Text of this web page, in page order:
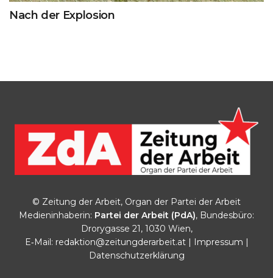
Nach der Explosion
© Zeitung der Arbeit, Organ der Partei der Arbeit
Medieninhaberin: Partei der Arbeit (PdA), Bundesbüro:
Drorygasse 21, 1030 Wien,
E‑Mail: redaktion@zeitungderarbeit.at| Impressum |
Datenschutzerklärung